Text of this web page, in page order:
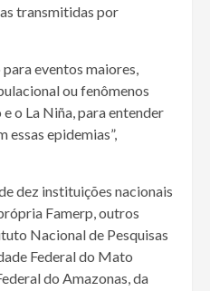
transmitidas por
eventos maiores,
ou fenômenos
o La Niña, para entender
epidemias”,
dez instituições nacionais
Famerp, outros
Nacional de Pesquisas
Federal do Mato
do Amazonas, da